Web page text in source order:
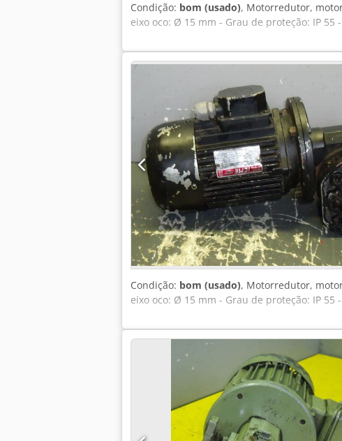
Condição: bom (usado), Motorredutor,
eixo oco: Ø 15 mm - Grau de proteção: IP 55
Condição: bom (usado), Motorredutor,
eixo oco: Ø 15 mm - Grau de proteção: IP 55